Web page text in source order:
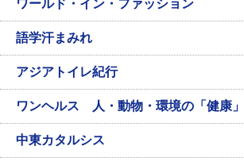
ワールド・イン・ファッション
語学汗まみれ
アジアトイレ紀行
ワンヘルス 人・動物・環境の「健康
中東カタルシス